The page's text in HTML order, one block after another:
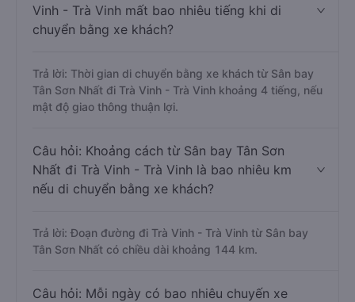
Vinh - Trà Vinh mất bao nhiêu tiếng khi di
chuyển bằng xe khách?
Trả lời: Thời gian di chuyển bằng xe khách từ Sân bay
Tân Sơn Nhất đi Trà Vinh - Trà Vinh khoảng 4 tiếng, nếu
mật độ giao thông thuận lợi.
Câu hỏi: Khoảng cách từ Sân bay Tân Sơn
Nhất đi Trà Vinh - Trà Vinh là bao nhiêu km
nếu di chuyển bằng xe khách?
Trả lời: Đoạn đường đi Trà Vinh - Trà Vinh từ Sân bay
Tân Sơn Nhất có chiều dài khoảng 144 km.
Câu hỏi: Mỗi ngày có bao nhiêu chuyến xe